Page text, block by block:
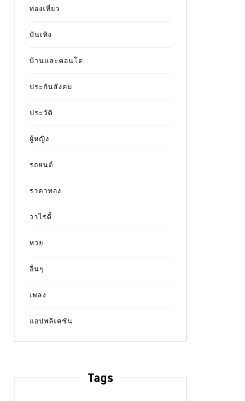
ท่องเที่ยว
บันเทิง
บ้านและคอนโด
ประกันสังคม
ประวัติ
ผู้หญิง
รถยนต์
ราคาทอง
วาไรตี้
หวย
อื่นๆ
เพลง
แอปพลิเคชัน
Tags